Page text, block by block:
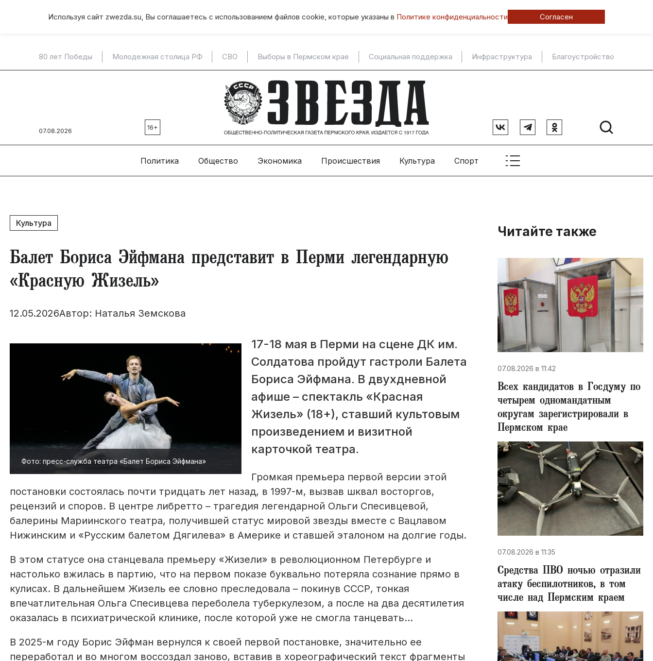
Используя сайт zwezda.su, Вы соглашаетесь с использованием файлов cookie, которые указаны в Политике конфиденциальности Согласен
80 лет Победы Молодежная столица РФ СВО Выборы в Пермском крае Социальная поддержка Инфраструктура Благоустройство
07.08.2026 16+
Политика Общество Экономика Происшествия Культура Спорт
Культура
​Балет Бориса Эйфмана представит в Перми легендарную
«Красную Жизель»
12.05.2026Автор: Наталья Земскова
Фото: пресс-служба театра «Балет Бориса Эйфмана»
17-18 мая в Перми на сцене ДК им.
Солдатова пройдут гастроли Балета
Бориса Эйфмана. В двухдневной
афише – спектакль «Красная
Жизель» (18+), ставший культовым
произведением и визитной
карточкой театра.
Громкая премьера первой версии этой
постановки состоялась почти тридцать лет назад, в 1997-м, вызвав шквал восторгов,
рецензий и споров. В центре либретто – трагедия легендарной Ольги Спесивцевой,
балерины Мариинского театра, получившей статус мировой звезды вместе с Вацлавом
Нижинским и «Русским балетом Дягилева» в Америке и ставшей эталоном на долгие годы.
В этом статусе она станцевала премьеру «Жизели» в революционном Петербурге и
настолько вжилась в партию, что на первом показе буквально потеряла сознание прямо в
кулисах. В дальнейшем Жизель ее словно преследовала – покинув СССР, тонкая
впечатлительная Ольга Спесивцева переболела туберкулезом, а после на два десятилетия
оказалась в психиатрической клинике, после которой уже не смогла танцевать…
В 2025-м году Борис Эйфман вернулся к своей первой постановке, значительно ее
переработал и во многом воссоздал заново, вставив в хореографический текст фрагменты
Читайте также
07.08.2026 в 11:42
Всех кандидатов в Госдуму по
четырем одномандатным
округам зарегистрировали в
Пермском крае
07.08.2026 в 11:35
Средства ПВО ночью отразили
атаку беспилотников, в том
числе над Пермским краем